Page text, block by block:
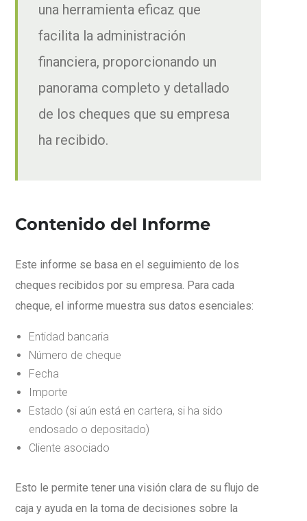
una herramienta eficaz que
facilita la administración
financiera, proporcionando un
panorama completo y detallado
de los cheques que su empresa
ha recibido.
Contenido del Informe
Este informe se basa en el seguimiento de los
cheques recibidos por su empresa. Para cada
cheque, el informe muestra sus datos esenciales:
Entidad bancaria
Número de cheque
Fecha
Importe
Estado (si aún está en cartera, si ha sido
endosado o depositado)
Cliente asociado
Esto le permite tener una visión clara de su flujo de
caja y ayuda en la toma de decisiones sobre la